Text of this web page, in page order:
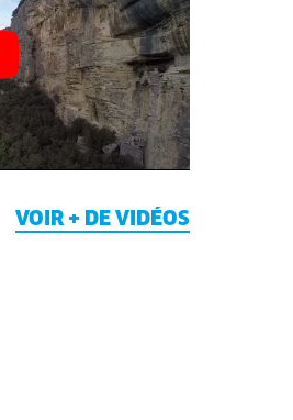
VOIR + DE VIDÉOS